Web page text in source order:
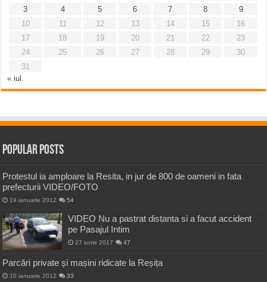
3
4 5 6 7 8
9
10
11 12 13 14 15
16
17
18 19 20 21 22
23
24
25 26 27 28 29
30
31
« iul.
Popular Posts
Protestul ia amploare la Resita, in jur de 800 de oameni in fata
prefecturii VIDEO/FOTO
19 ianuarie 2012 54
VIDEO Nu a pastrat distanta si a facut accident
pe Pasajul Intim
27 iunie 2017 47
Parcări private și mașini ridicate la Reșița
10 ianuarie 2012 33